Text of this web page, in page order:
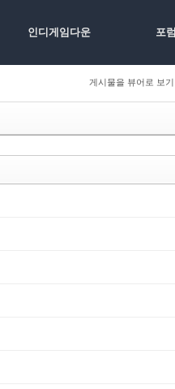
인디게임다운 포럼
게시물을 뷰어로 보기